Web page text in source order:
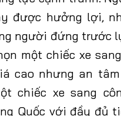
được hưởng lợi,
người đứng trước
một chiếc xe
cao nhưng an
chiếc xe sang
Quốc với đầy đủ